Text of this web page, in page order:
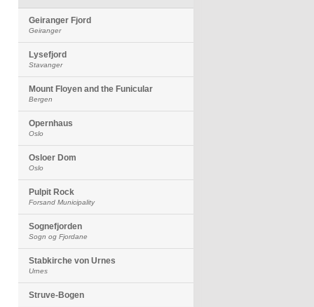
Geiranger Fjord
Geiranger
Lysefjord
Stavanger
Mount Floyen and the Funicular
Bergen
Opernhaus
Oslo
Osloer Dom
Oslo
Pulpit Rock
Forsand Municipality
Sognefjorden
Sogn og Fjordane
Stabkirche von Urnes
Urnes
Struve-Bogen